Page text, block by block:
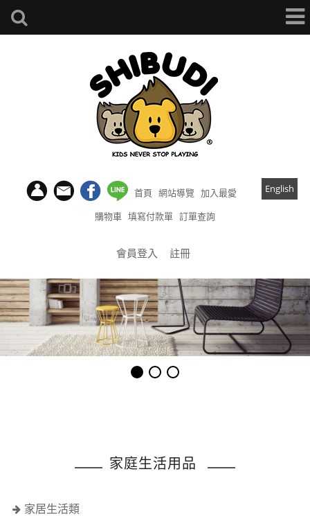
首頁 網站導覽 加入最愛 English
購物車 填寫付款單 訂單查詢
會員登入 註冊
家庭生活用品
家居生活類